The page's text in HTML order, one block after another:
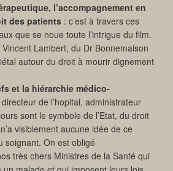
l’accompagnement en
des patients : c’est à travers ces
que se noue toute l’intrigue du film.
Lambert, du Dr Bonnemaison
autour du droit à mourir dignement
et la hiérarchie médico-
directeur de l’hopital, administrateur
sont le symbole de l’Etat, du droit
visiblement aucune idée de ce
soignant. On est obligé
très chers Ministres de la Santé qui